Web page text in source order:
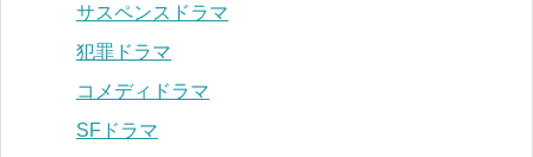
サスペンスドラマ
犯罪ドラマ
コメディドラマ
SFドラマ